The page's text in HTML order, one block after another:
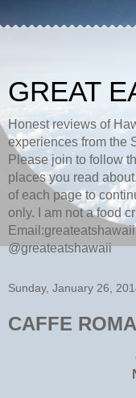
GREAT
Honest reviews of
experiences from the
Please join to follow
places you read
of each page to
only. I am not a food
@greateatshawaii
Sunday, January 26,
CAFFE